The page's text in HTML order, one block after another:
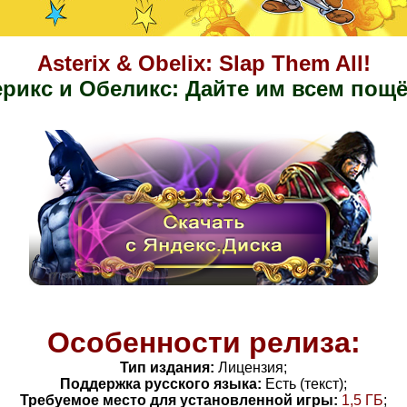
Asterix & Obelix: Slap Them All!
и Обеликс: Дайте им всем
Особенности релиза:
Тип издания: Лицензия;
Поддержка русского языка: Есть (текст);
Требуемое место для установленной игры: 1,5 ГБ;